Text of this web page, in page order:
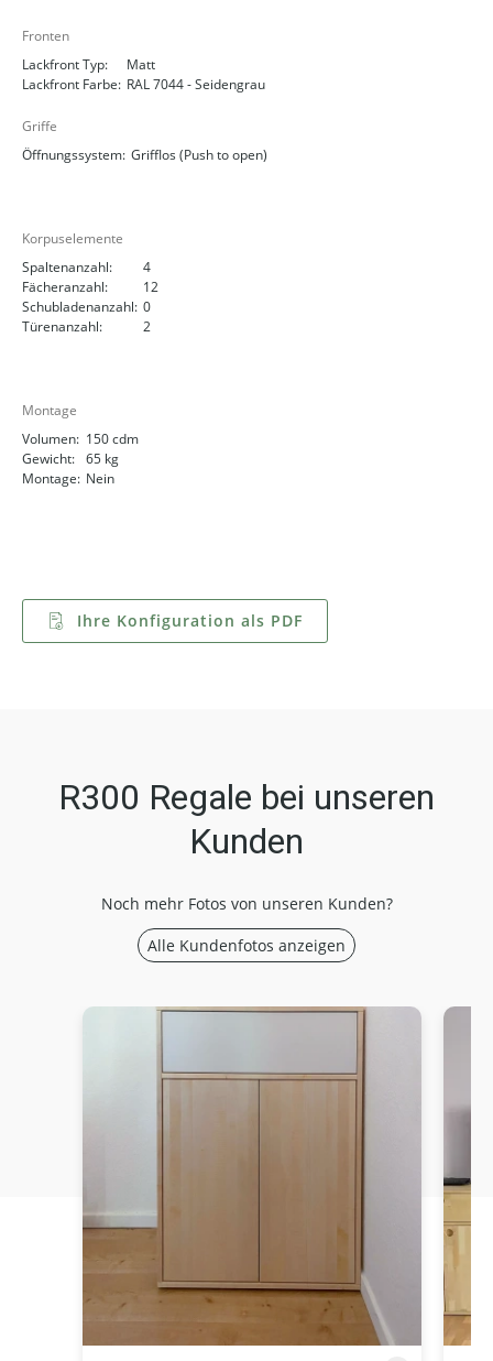
Fronten
Lackfront Typ:
Matt
Lackfront Farbe: RAL 7044 - Seidengrau
Griffe
Öffnungssystem: Grifflos (Push to open)
Korpuselemente
Spaltenanzahl:
4
Fächeranzahl:
12
Schubladenanzahl: 0
Türenanzahl:
2
Montage
Volumen: 150 cdm
Gewicht: 65 kg
Montage: Nein
Ihre Konfiguration als PDF
R300 Regale bei unseren
Kunden
Noch mehr Fotos von unseren Kunden?
Alle Kundenfotos anzeigen